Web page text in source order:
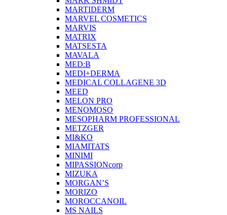
MARTIDERM
MARVEL COSMETICS
MARVIS
MATRIX
MATSESTA
MAVALA
MED:B
MEDI+DERMA
MEDICAL COLLAGENE 3D
MEED
MELON PRO
MENOMOSO
MESOPHARM PROFESSIONAL
METZGER
MI&KO
MIAMITATS
MINIMI
MIPASSIONcorp
MIZUKA
MORGAN’S
MORIZO
MOROCCANOIL
MS NAILS